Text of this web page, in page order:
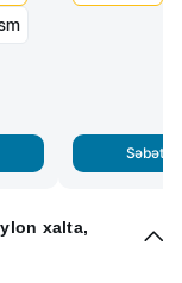
Səbətə
xalta,